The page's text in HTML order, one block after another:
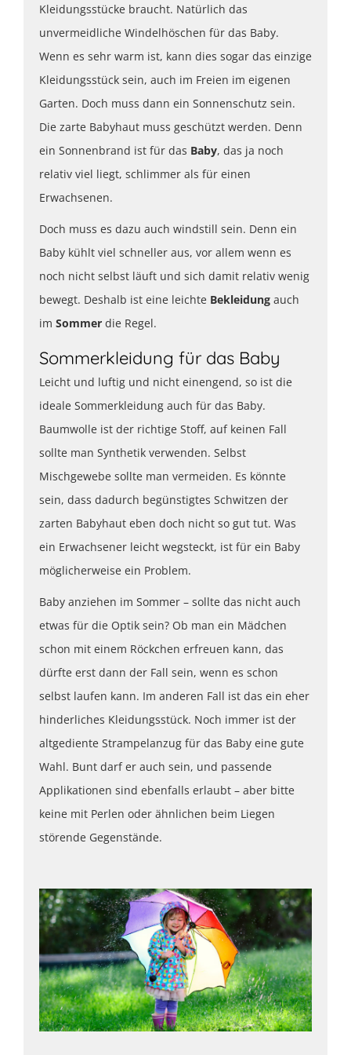
Kleidungsstücke braucht. Natürlich das
unvermeidliche Windelhöschen für das Baby.
Wenn es sehr warm ist, kann dies sogar das einzige
Kleidungsstück sein, auch im Freien im eigenen
Garten. Doch muss dann ein Sonnenschutz sein.
Die zarte Babyhaut muss geschützt werden. Denn
ein Sonnenbrand ist für das Baby, das ja noch
relativ viel liegt, schlimmer als für einen
Erwachsenen.
Doch muss es dazu auch windstill sein. Denn ein
Baby kühlt viel schneller aus, vor allem wenn es
noch nicht selbst läuft und sich damit relativ wenig
bewegt. Deshalb ist eine leichte Bekleidung auch
im Sommer die Regel.
Sommerkleidung für das Baby
Leicht und luftig und nicht einengend, so ist die
ideale Sommerkleidung auch für das Baby.
Baumwolle ist der richtige Stoff, auf keinen Fall
sollte man Synthetik verwenden. Selbst
Mischgewebe sollte man vermeiden. Es könnte
sein, dass dadurch begünstigtes Schwitzen der
zarten Babyhaut eben doch nicht so gut tut. Was
ein Erwachsener leicht wegsteckt, ist für ein Baby
möglicherweise ein Problem.
Baby anziehen im Sommer – sollte das nicht auch
etwas für die Optik sein? Ob man ein Mädchen
schon mit einem Röckchen erfreuen kann, das
dürfte erst dann der Fall sein, wenn es schon
selbst laufen kann. Im anderen Fall ist das ein eher
hinderliches Kleidungsstück. Noch immer ist der
altgediente Strampelanzug für das Baby eine gute
Wahl. Bunt darf er auch sein, und passende
Applikationen sind ebenfalls erlaubt – aber bitte
keine mit Perlen oder ähnlichen beim Liegen
störende Gegenstände.